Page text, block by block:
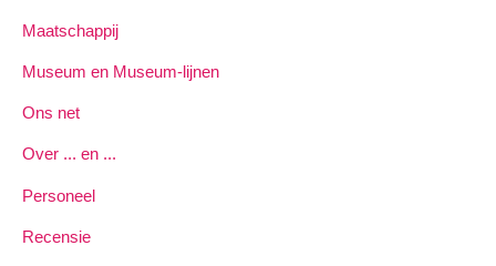
Maatschappij
Museum en Museum-lijnen
Ons net
Over ... en ...
Personeel
Recensie